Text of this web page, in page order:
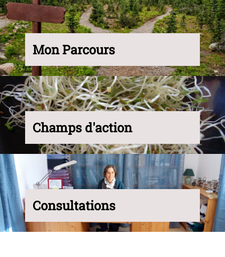
Mon Parcours
Champs d'action
Consultations